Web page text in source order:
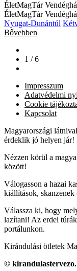
ÉletMagTár
ÉletMagTár
Nyugat-Dunántúl
Bővebben
1 / 6
Impresszum
Adatvédelmi
Cookie
Kapcsolat
Magyarországi
érdeklik jó helyen jár!
Nézzen körül a
között!
Válogasson a hazai
kiállítások,
Válassza ki, hogy
lazítani! Az erdei
portálunkon.
Kirándulási ötletek
©